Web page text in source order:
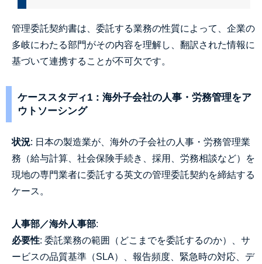
管理委託契約書は、委託する業務の性質によって、企業の
多岐にわたる部門がその内容を理解し、翻訳された情報に
基づいて連携することが不可欠です。
ケーススタディ1：海外子会社の人事・労務管理をア
ウトソーシング
状況: 日本の製造業が、海外の子会社の人事・労務管理業
務（給与計算、社会保険手続き、採用、労務相談など）を
現地の専門業者に委託する英文の管理委託契約を締結する
ケース。
人事部／海外人事部:
必要性: 委託業務の範囲（どこまでを委託するのか）、サ
ービスの品質基準（SLA）、報告頻度、緊急時の対応、デ